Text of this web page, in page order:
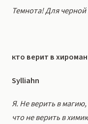
Темнота! Для
кто верит в
Sylliahn
Я. Не верить в
что не верить в